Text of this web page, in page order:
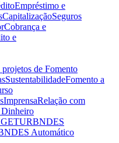
Empréstimo e
CapitalizaçãoSeguros
Cobrança e
e
projetos de Fomento
SustentabilidadeFomento a
ImprensaRelação com
Dinheiro
BNDES
Automático